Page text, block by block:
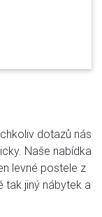
dotazů nás
Naše nabídka
levné postele z
tak jiný nábytek a